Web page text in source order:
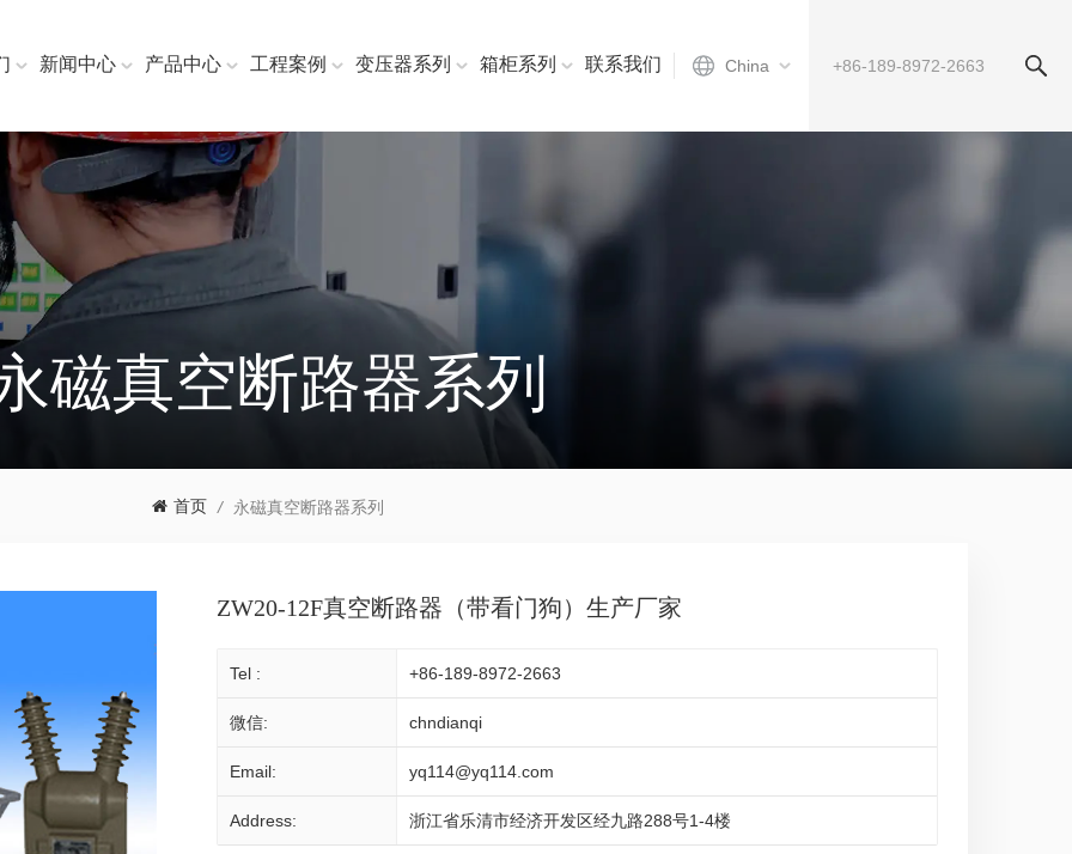
China
新闻中心 产品中心 工程案例 变压器系列 箱柜系列 联系我们
磁真空断路器系列
首页 / 永磁真空断路器系列
ZW20-12F真空断路器（带看门狗）生产厂家
Tel : +86-189-8972-2663
微信: chndianqi
Email: yq114@yq114.com
Address: 浙江省乐清市经济开发区经九路288号1-4楼